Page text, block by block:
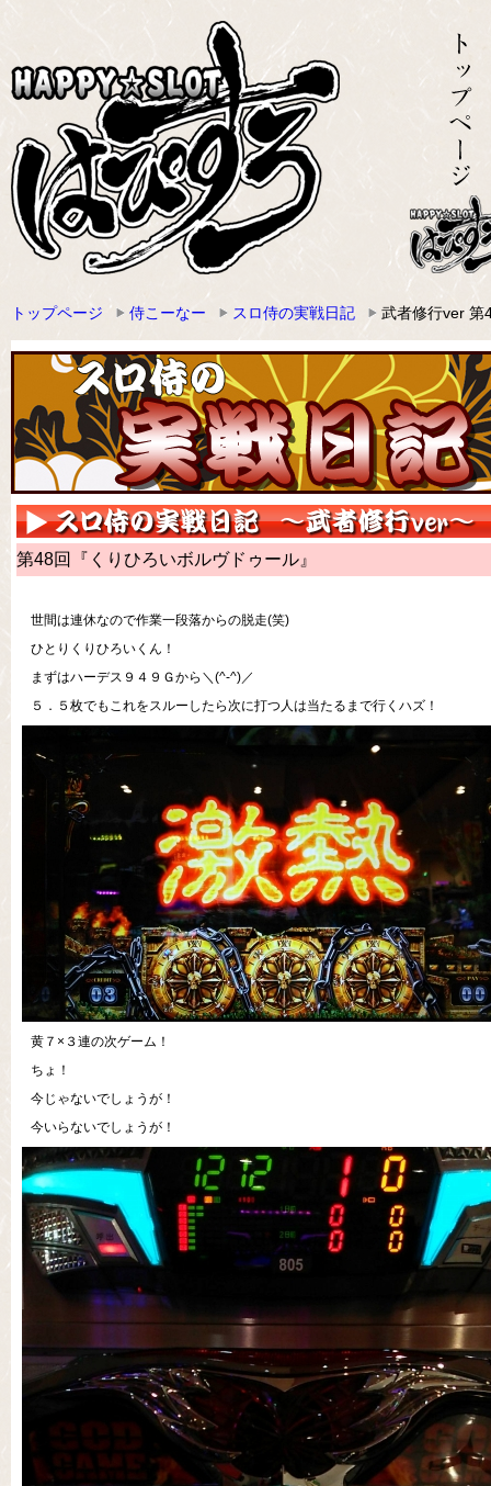
トップページ 侍こーなー スロ侍の実戦日記 武者修行ver 第
第48回『くりひろいボルヴドゥール』
世間は連休なので作業一段落からの脱走(笑)
ひとりくりひろいくん！
まずはハーデス９４９Ｇから＼(^-^)／
５．５枚でもこれをスルーしたら次に打つ人は当たるまで行くハズ！
黄７×３連の次ゲーム！
ちょ！
今じゃないでしょうが！
今いらないでしょうが！